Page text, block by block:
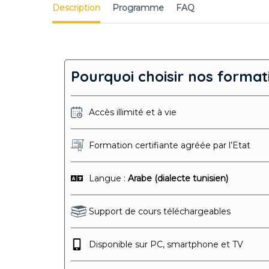
Description Programme FAQ
Pourquoi choisir nos
Accès illimité et à vie
Formation certifiante agréée par l’Etat
Langue : Arabe (dialecte tunisien)
Support de cours téléchargeables
Disponible sur PC, smartphone et TV